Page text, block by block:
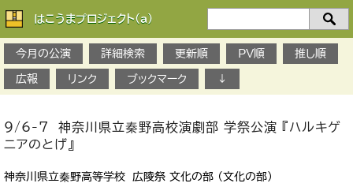
はこうまプロジェクト(a)
今月の公演
詳細検索 更新順 PV順 推し順
広報 リンク ブックマーク ↓
9/6-7 神奈川県立秦野高校演劇部 学祭公演 『ハルキゲ
ニアのとげ』
神奈川県立秦野高等学校 広陵祭 文化の部 （文化の部）